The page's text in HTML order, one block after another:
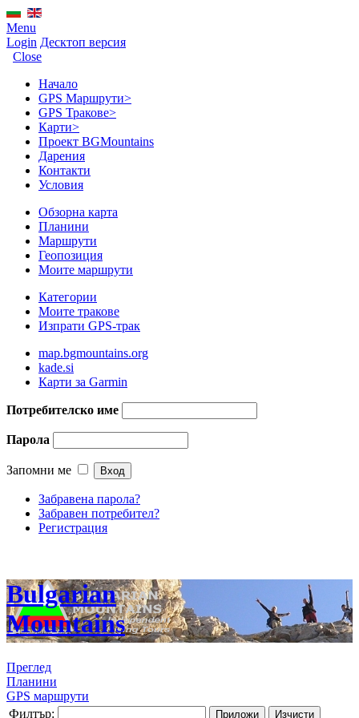
Menu
Login Десктоп версия
Close
Начало
GPS Mаршрути>
GPS Тракове>
Карти>
Проект BGMountains
Дарения
Контакти
Условия
Обзорна карта
Планини
Маршрути
Геопозиция
Моите маршрути
Категории
Моите тракове
Изпрати GPS-трак
map.bgmountains.org
kade.si
Карти за Garmin
Потребителско име
Парола
Запомни ме
Забравена парола?
Забравен потребител?
Регистрация
Bulgarian
Mountains
Преглед
Планини
GPS маршрути
Филтър:
Приложи Изчисти